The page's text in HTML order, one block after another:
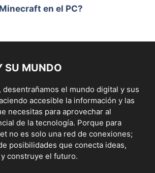
en el PC?
SU MUNDO
, desentrañamos el mundo digital y sus
accesible la información y las
necesitas para aprovechar al
de la tecnología. Porque para
no es solo una red de conexiones;
posibilidades que conecta ideas,
construye el futuro.